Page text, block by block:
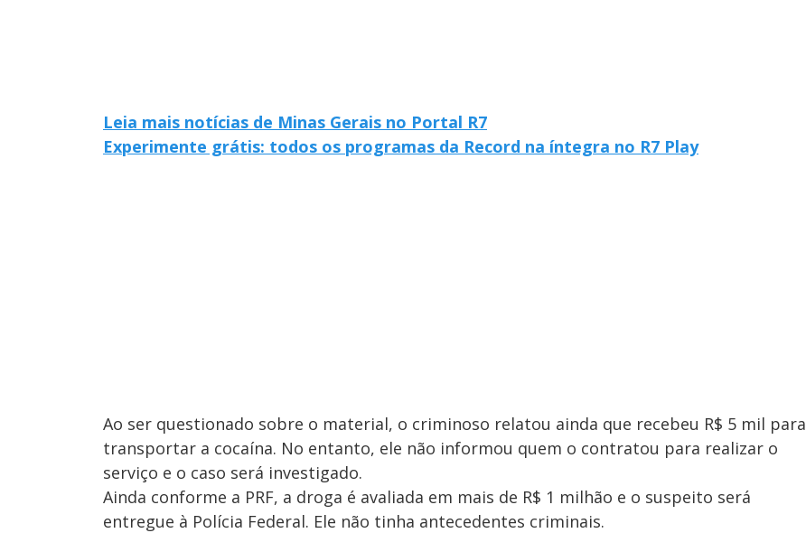
Leia mais notícias de Minas Gerais no Portal R7
Experimente grátis: todos os programas da Record na íntegra no R7 Play
Ao ser questionado sobre o material, o criminoso relatou ainda que recebeu R$ 5 mil para
transportar a cocaína. No entanto, ele não informou quem o contratou para realizar o
serviço e o caso será investigado.
Ainda conforme a PRF, a droga é avaliada em mais de R$ 1 milhão e o suspeito será
entregue à Polícia Federal. Ele não tinha antecedentes criminais.